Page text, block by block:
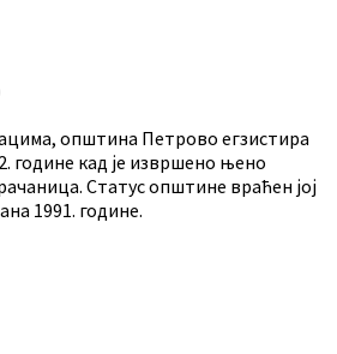
општина Петрово егзистира
године кад је извршено њено
Статус општине враћен јој
1991. године.